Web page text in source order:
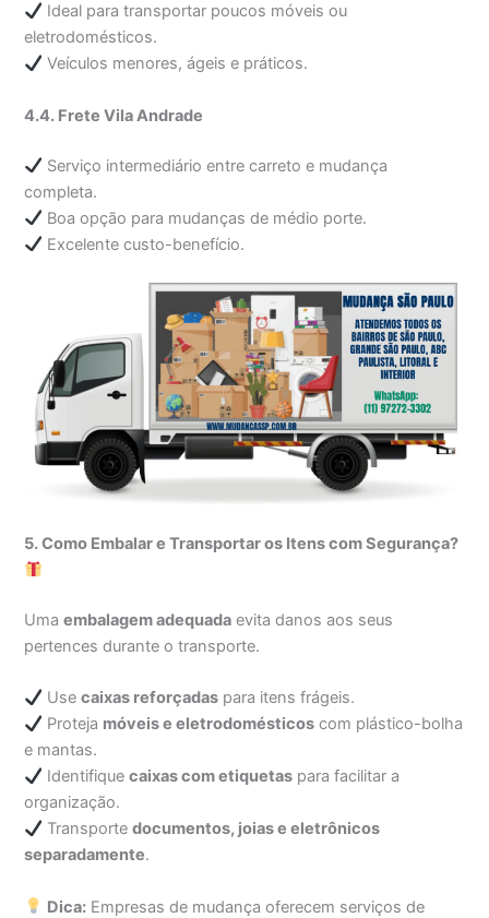
Ideal para transportar poucos móveis ou
eletrodomésticos.
Veículos menores, ágeis e práticos.
4.4. Frete Vila Andrade
Serviço intermediário entre carreto e mudança
completa.
Boa opção para mudanças de médio porte.
Excelente custo-benefício.
5. Como Embalar e Transportar os Itens com Segurança?
Umaembalagem adequada evita danos aos seus
pertences durante o transporte.
Usecaixas reforçadas para itens frágeis.
Proteja móveis e eletrodomésticos com plástico-bolha
e mantas.
Identifiquecaixas com etiquetas para facilitar a
organização.
Transportedocumentos, joias e eletrônicos
separadamente.
Dica: Empresas de mudança oferecem serviços de